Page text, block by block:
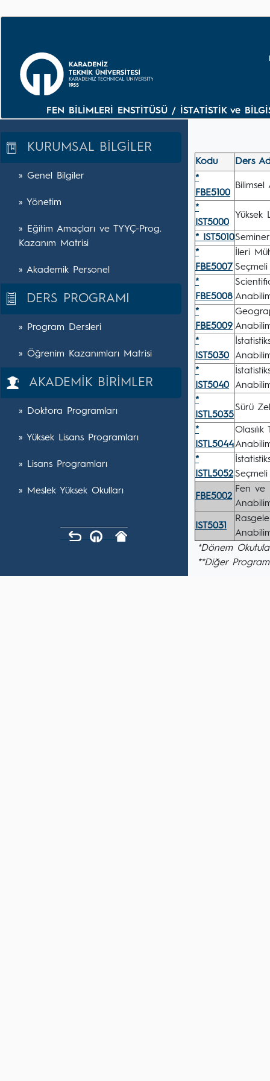
FEN BİLİMLERİ ENSTİTÜSÜ / İSTATİSTİK ve
KURUMSAL BİLGİLER
» Genel Bilgiler
» Yönetim
» Eğitim Amaçları ve TYYÇ-Prog.
Kazanım Matrisi
» Akademik Personel
DERS PROGRAMI
» Program Dersleri
» Öğrenim Kazanımları Matrisi
AKADEMİK BİRİMLER
» Doktora Programları
» Yüksek Lisans Programları
» Lisans Programları
» Meslek Yüksek Okulları
Kodu
Ders
*
FBE5100
*
IST5000
Yüksek
* IST5010
*
FBE5007
İleri
*
FBE5008
*
FBE5009
*
IST5030
*
IST5040
*
ISTL5035
Sürü
*
ISTL5044
*
ISTL5052
FBE5002
Fen ve
IST5031
*Dönem
**Diğer